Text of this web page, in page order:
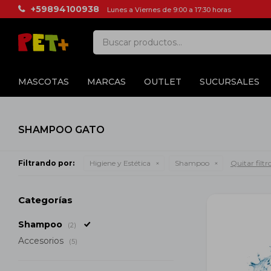
MASCOTAS MARCAS OUTLET SUCURSALES
+59894100938 Lunes a Viernes de 9:00 a 17:30 horas
SHAMPOO GATO
Filtrando por: Higiene y Estética Shampoo Quitar
Categorías
Shampoo (2)
Accesorios (5)